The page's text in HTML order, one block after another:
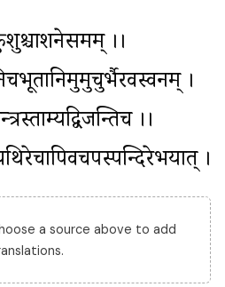
।।
।
।।
।
a source above to add